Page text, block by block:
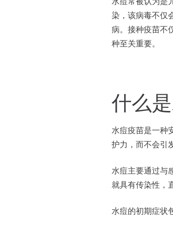
染，该病毒不仅
病。接种疫苗不
种至关重要。
什么
水痘疫苗是一种
护力，而不会引
水痘主要通过与
就具有传染性，
水痘的初期症状